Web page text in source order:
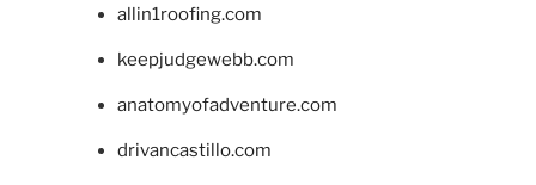
allin1roofing.com
keepjudgewebb.com
anatomyofadventure.com
drivancastillo.com